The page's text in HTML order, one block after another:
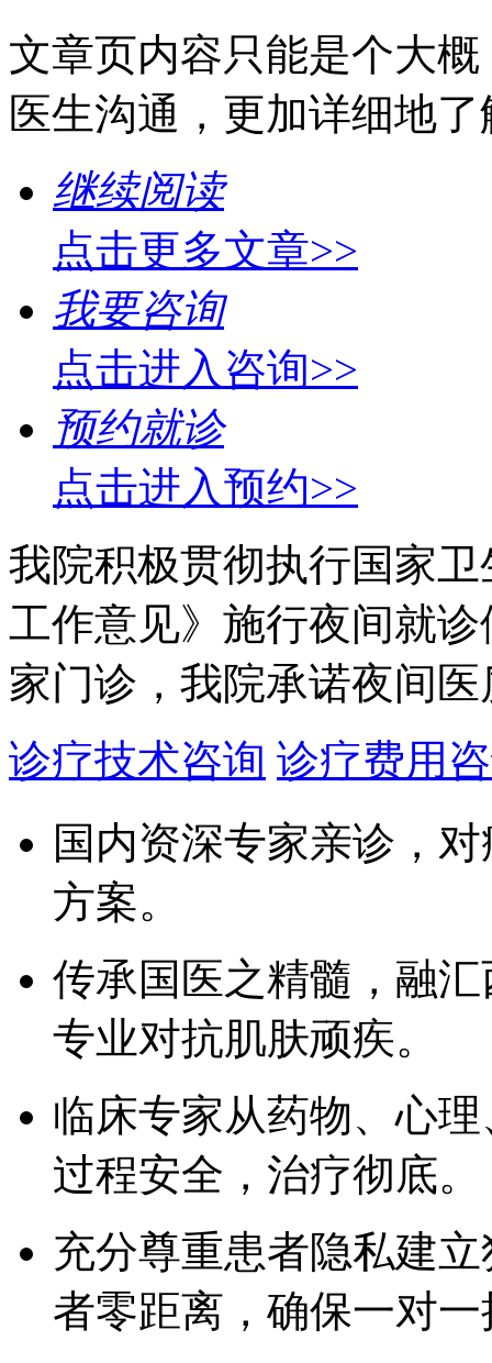
文章页内容只能是个大
医生沟通，更加详细地
继续阅读
点击更多文章>>
我要咨询
点击进入咨询>>
预约就诊
点击进入预约>>
我院积极贯彻执行国家
工作意见》施行夜间就
家门诊，我院承诺夜间
诊疗技术咨询 诊疗费用
国内资深专家亲诊，
方案。
传承国医之精髓，融
专业对抗肌肤顽疾。
临床专家从药物、心
过程安全，治疗彻底。
充分尊重患者隐私建
者零距离，确保一对